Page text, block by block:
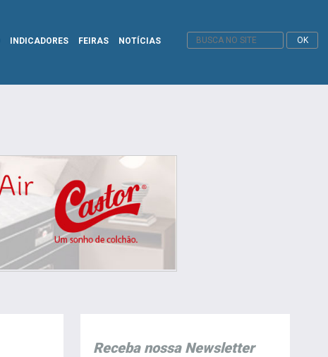
INDICADORES FEIRAS NOTÍCIAS
Receba nossa Newsletter